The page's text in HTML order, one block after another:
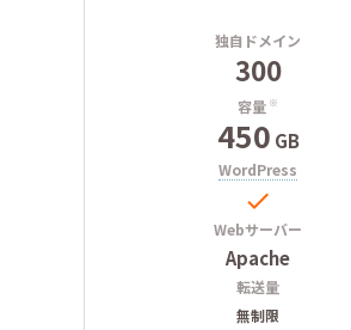
独自ドメイン
300
容量 ※
450 GB
WordPress

Webサーバー
Apache
転送量
無制限